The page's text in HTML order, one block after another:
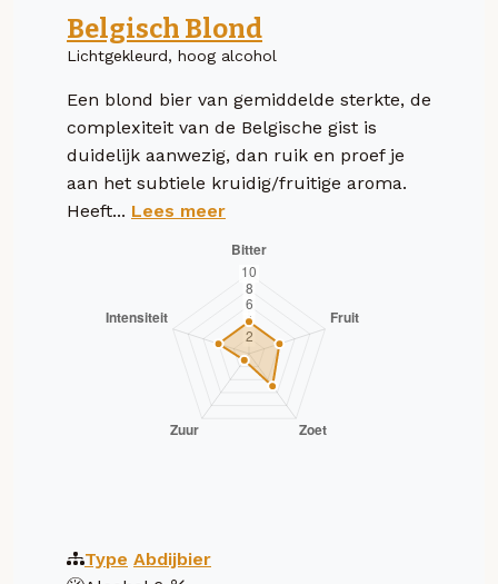
Belgisch Blond
Lichtgekleurd, hoog alcohol
Een blond bier van gemiddelde sterkte, de
complexiteit van de Belgische gist is
duidelijk aanwezig, dan ruik en proef je
aan het subtiele kruidig/fruitige aroma.
Heeft... Lees meer
Type Abdijbier